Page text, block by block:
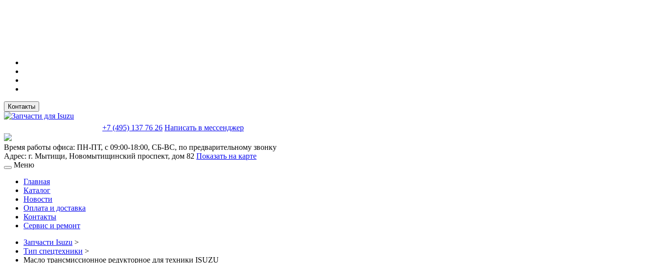
Контакты
+7 (495) 137 76 26 Написать в мессенджер
Время работы офиса: ПН-ПТ, с 09:00-18:00, СБ-ВС, по предварительному звонку
Адрес: г. Мытищи, Новомытищинский проспект, дом 82 Показать на карте
Меню
Главная
Каталог
Новости
Оплата и доставка
Контакты
Сервис и ремонт
Запчасти Isuzu >
Тип спецтехники >
Масло трансмиссионное редукторное для техники ISUZU